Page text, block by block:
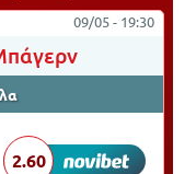
09/05 - 19:30
2.60